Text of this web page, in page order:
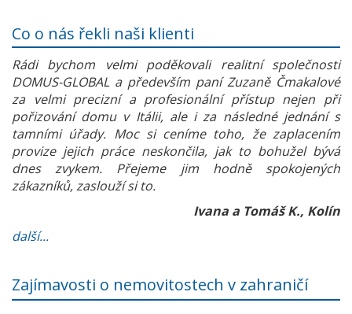
Co o nás řekli naši klienti
Rádi bychom velmi poděkovali realitní společnosti
DOMUS-GLOBAL a především paní Zuzaně Čmakalové
za velmi precizní a profesionální přístup nejen při
pořizování domu v Itálii, ale i za následné jednání s
tamními úřady. Moc si ceníme toho, že zaplacením
provize jejich práce neskončila, jak to bohužel bývá
dnes zvykem. Přejeme jim hodně spokojených
zákazníků, zaslouží si to.
Ivana a Tomáš K., Kolín
další...
Zajímavosti o nemovitostech v zahraničí